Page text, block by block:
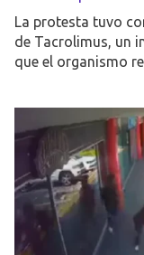
La protesta tuvo
de Tacrolimus, un
que el organismo